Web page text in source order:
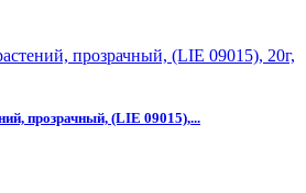
прозрачный, (LIE 09015),...